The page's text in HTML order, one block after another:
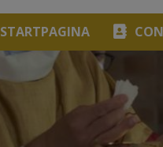
STARTPAGINA